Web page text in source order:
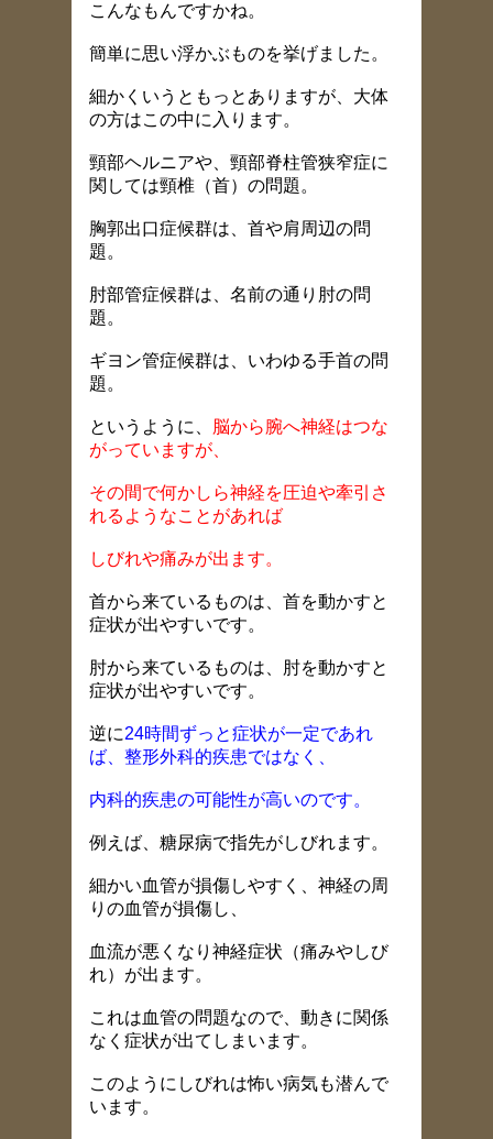
こんなもんですかね。
簡単に思い浮かぶものを挙げました。
細かくいうともっとありますが、大体
の方はこの中に入ります。
頸部ヘルニアや、頸部脊柱管狭窄症に
関しては頸椎（首）の問題。
胸郭出口症候群は、首や肩周辺の問
題。
肘部管症候群は、名前の通り肘の問
題。
ギヨン管症候群は、いわゆる手首の問
題。
というように、
脳から腕へ神経はつな
がっていますが、
その間で何かしら神経を圧迫や牽引さ
れるようなことがあれば
しびれや痛みが出ます。
首から来ているものは、首を動かすと
症状が出やすいです。
肘から来ているものは、肘を動かすと
症状が出やすいです。
逆に24時間ずっと症状が一定であれ
ば、整形外科的疾患ではなく、
内科的疾患の可能性が高いのです。
例えば、糖尿病で指先がしびれます。
細かい血管が損傷しやすく、神経の周
りの血管が損傷し、
血流が悪くなり神経症状（痛みやしび
れ）が出ます。
これは血管の問題なので、動きに関係
なく症状が出てしまいます。
このようにしびれは怖い病気も潜んで
います。